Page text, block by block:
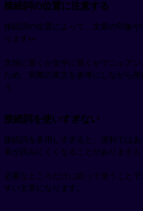
接続詞の位置に注意する
接続詞の位置によって、文章の印象
ります👀
文頭に置くか文中に置くかでニュア
ため、実際の英文を参考にしながら使
う。
接続詞を使いすぎない
接続詞を多用しすぎると、便利では
章が読みにくくなることがあります⚠️
必要なところだけに絞って使うこと
すい文章になります。